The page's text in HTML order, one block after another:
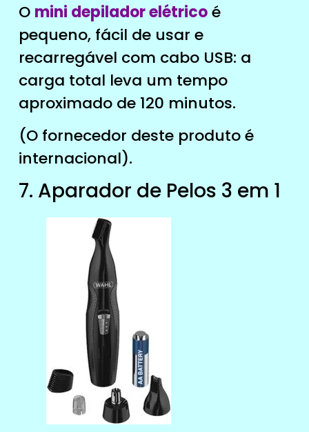
O mini depilador elétricoé
pequeno, fácil de usar e
recarregável com cabo USB: a
carga total leva um tempo
aproximado de 120 minutos.
(O fornecedor deste produto é
internacional).
7. Aparador de Pelos 3 em 1